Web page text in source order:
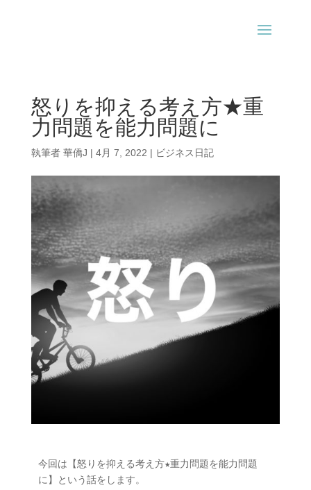
怒りを抑える考え方★重
力問題を能力問題に
執筆者 華僑J | 4月 7, 2022 | ビジネス日記
今回は【怒りを抑える考え方★重力問題を能力問題
に】という話をします。